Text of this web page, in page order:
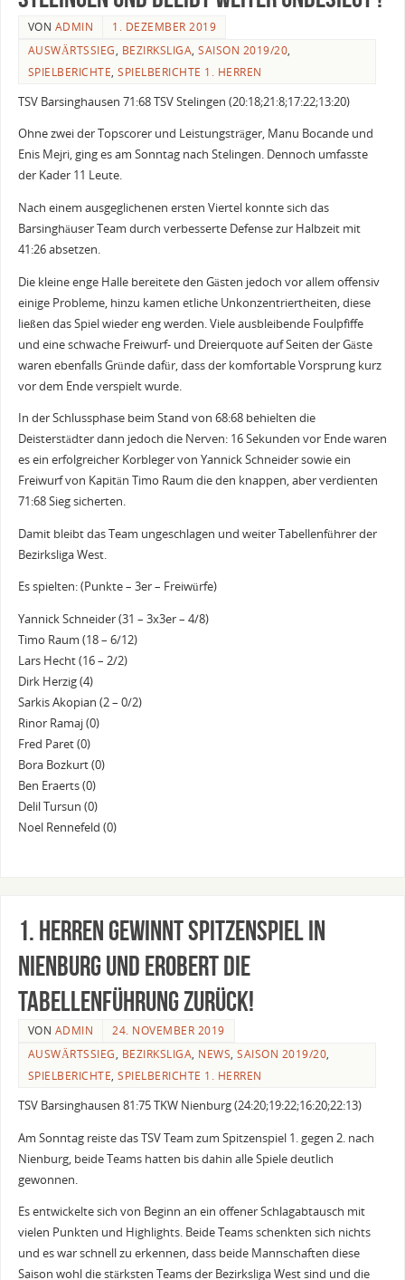
VON ADMIN
1. DEZEMBER 2019
AUSWÄRTSSIEG, BEZIRKSLIGA,SAISON 2019/20,
SPIELBERICHTE,SPIELBERICHTE 1. HERREN
TSV Barsinghausen 71:68 TSV Stelingen (20:18;21:8;17:22;13:20)
Ohne zwei der Topscorer und Leistungsträger, Manu Bocande und
Enis Mejri, ging es am Sonntag nach Stelingen. Dennoch umfasste
der Kader 11 Leute.
Nach einem ausgeglichenen ersten Viertel konnte sich das
Barsinghäuser Team durch verbesserte Defense zur Halbzeit mit
41:26 absetzen.
Die kleine enge Halle bereitete den Gästen jedoch vor allem offensiv
einige Probleme, hinzu kamen etliche Unkonzentriertheiten, diese
ließen das Spiel wieder eng werden. Viele ausbleibende Foulpfiffe
und eine schwache Freiwurf- und Dreierquote auf Seiten der Gäste
waren ebenfalls Gründe dafür, dass der komfortable Vorsprung kurz
vor dem Ende verspielt wurde.
In der Schlussphase beim Stand von 68:68 behielten die
Deisterstädter dann jedoch die Nerven: 16 Sekunden vor Ende waren
es ein erfolgreicher Korbleger von Yannick Schneider sowie ein
Freiwurf von Kapitän Timo Raum die den knappen, aber verdienten
71:68 Sieg sicherten.
Damit bleibt das Team ungeschlagen und weiter Tabellenführer der
Bezirksliga West.
Es spielten: (Punkte – 3er – Freiwürfe)
Yannick Schneider (31 – 3x3er – 4/8)
Timo Raum (18 – 6/12)
Lars Hecht (16 – 2/2)
Dirk Herzig (4)
Sarkis Akopian (2 – 0/2)
Rinor Ramaj (0)
Fred Paret (0)
Bora Bozkurt (0)
Ben Eraerts (0)
Delil Tursun (0)
Noel Rennefeld (0)
1. Herren gewinnt Spitzenspiel in
Nienburg und erobert die
Tabellenführung zurück!
VON ADMIN
24. NOVEMBER 2019
AUSWÄRTSSIEG, BEZIRKSLIGA, NEWS,SAISON 2019/20,
SPIELBERICHTE,SPIELBERICHTE 1. HERREN
TSV Barsinghausen 81:75 TKW Nienburg (24:20;19:22;16:20;22:13)
Am Sonntag reiste das TSV Team zum Spitzenspiel 1. gegen 2. nach
Nienburg, beide Teams hatten bis dahin alle Spiele deutlich
gewonnen.
Es entwickelte sich von Beginn an ein offener Schlagabtausch mit
vielen Punkten und Highlights. Beide Teams schenkten sich nichts
und es war schnell zu erkennen, dass beide Mannschaften diese
Saison wohl die stärksten Teams der Bezirksliga West sind und die